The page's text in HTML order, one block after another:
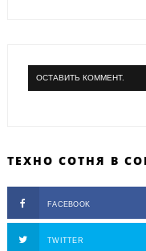
ОСТАВИТЬ КОММЕНТ.
ТЕХНО СОТНЯ В
FACEBOOK
TWITTER